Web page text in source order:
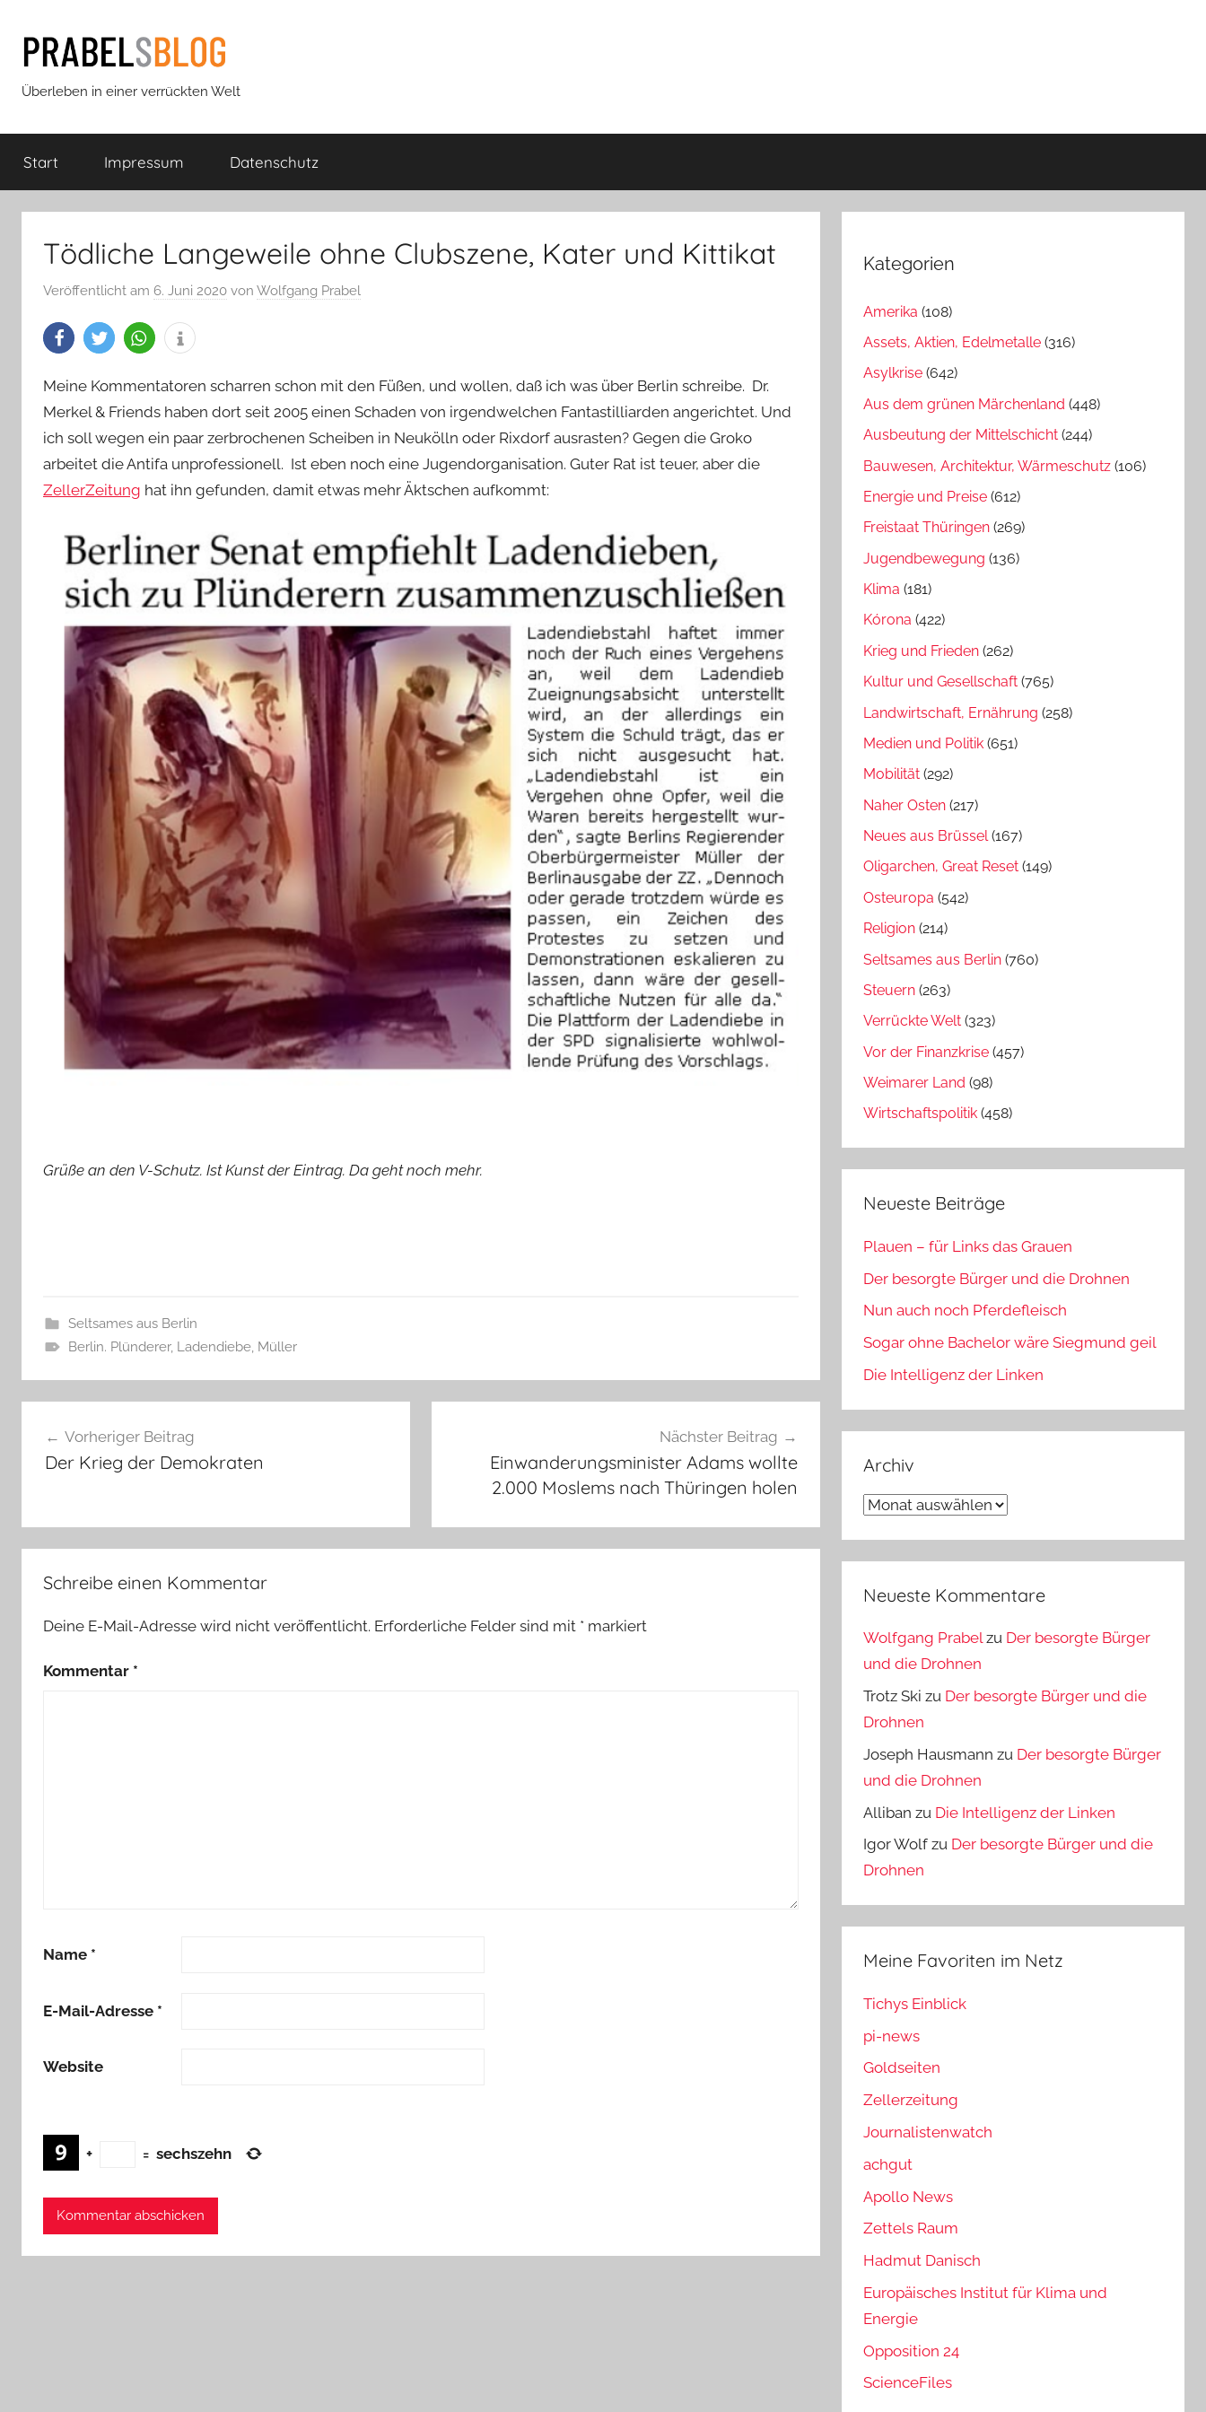
Inhalt
springen
Prabels
Blog
Überleben in einer verrückten Welt
Start Impressum Datenschutz
Tödliche Langeweile ohne Clubszene, Kater und Kittikat
Veröffentlicht am 6. Juni 2020 von Wolfgang Prabel
Meine Kommentatoren scharren schon mit den Füßen, und wollen, daß ich was über Berlin schreibe. Dr.
Merkel & Friends haben dort seit 2005 einen Schaden von irgendwelchen Fantastilliarden angerichtet. Und
ich soll wegen ein paar zerbrochenen Scheiben in Neukölln oder Rixdorf ausrasten? Gegen die Groko
arbeitet die Antifa unprofessionell. Ist eben noch eine Jugendorganisation. Guter Rat ist teuer, aber die
ZellerZeitung hat ihn gefunden, damit etwas mehr Äktschen aufkommt:
Grüße an den V-Schutz. Ist Kunst der Eintrag. Da geht noch mehr.
Seltsames aus Berlin
Berlin. Plünderer, Ladendiebe, Müller
Vorheriger Beitrag
Der Krieg der Demokraten
Nächster Beitrag
Einwanderungsminister Adams wollte
2.000 Moslems nach Thüringen holen
Schreibe einen Kommentar
Deine E-Mail-Adresse wird nicht veröffentlicht. Erforderliche Felder sind mit * markiert
Kommentar *
Name *
E-Mail-Adresse *
Website
+ = sechszehn
Kategorien
Amerika (108)
Assets, Aktien, Edelmetalle (316)
Asylkrise (642)
Aus dem grünen Märchenland (448)
Ausbeutung der Mittelschicht (244)
Bauwesen, Architektur, Wärmeschutz (106)
Energie und Preise (612)
Freistaat Thüringen (269)
Jugendbewegung (136)
Klima (181)
Kórona (422)
Krieg und Frieden (262)
Kultur und Gesellschaft (765)
Landwirtschaft, Ernährung (258)
Medien und Politik (651)
Mobilität (292)
Naher Osten (217)
Neues aus Brüssel(167)
Oligarchen, Great Reset (149)
Osteuropa (542)
Religion (214)
Seltsames aus Berlin (760)
Steuern (263)
Verrückte Welt (323)
Vor der Finanzkrise (457)
Weimarer Land (98)
Wirtschaftspolitik (458)
Neueste Beiträge
Plauen – für Links das Grauen
Der besorgte Bürger und die Drohnen
Nun auch noch Pferdefleisch
Sogar ohne Bachelor wäre Siegmund geil
Die Intelligenz der Linken
Archiv
Archiv
Neueste Kommentare
Wolfgang Prabelzu Der besorgte Bürger
und die Drohnen
Trotz Ski zu Der besorgte Bürger und die
Drohnen
Joseph Hausmann zu Der besorgte Bürger
und die Drohnen
Alliban zu Die Intelligenz der Linken
Igor Wolf zu Der besorgte Bürger und die
Drohnen
Meine Favoriten im Netz
Tichys Einblick
pi-news
Goldseiten
Zellerzeitung
Journalistenwatch
achgut
Apollo News
Zettels Raum
Hadmut Danisch
Europäisches Institut für Klima und
Energie
Opposition 24
ScienceFiles